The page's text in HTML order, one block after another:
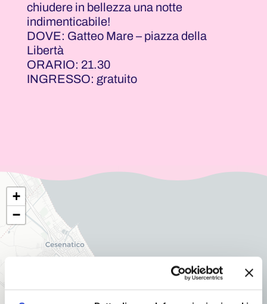
chiudere in bellezza una notte
indimenticabile!
DOVE: Gatteo Mare – piazza della
Libertà
ORARIO: 21.30
INGRESSO: gratuito
+
−